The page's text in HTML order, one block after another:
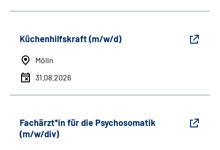
Küchenhilfskraft (m/w/d)
Mölln
31.08.2026
Fachärzt*in für die Psychosomatik
(m/w/div)